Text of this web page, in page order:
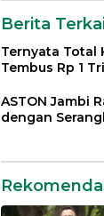
Berita
Ternyata Total
Tembus Rp 1
ASTON Jambi
dengan